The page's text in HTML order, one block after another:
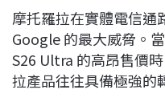
摩托羅拉在實體電信通
Google 的最大威脅。
S26 Ultra 的高昂售價
拉產品往往具備極強的